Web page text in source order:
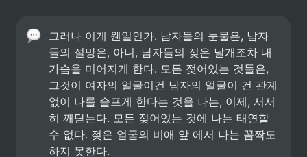
그러나 이게 웬일인가. 남자들의 눈물은, 남자
들의 절망은, 아니, 남자들의 젖은 날개조차 내
가슴을 미어지게 한다. 모든 젖어있는 것들은,
그것이 여자의 얼굴이건 남자의 얼굴이 건 관계
없이 나를 슬프게 한다는 것을 나는, 이제, 서서
히 깨닫는다. 모든 젖어있는 것에 나는 태연할
수 없다. 젖은 얼굴의 비애 앞 에서 나는 꼼짝도
하지 못한다.